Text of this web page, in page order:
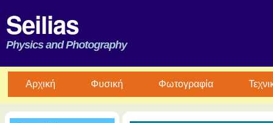
Seilias
Physics and Photography
Aρχική Φυσική Φωτογραφία